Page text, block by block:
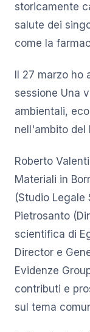
storicamente
salute dei
come la
Il 27 marzo
sessione Una
ambientali,
nell'ambito del
Roberto
Materiali in
(Studio Legale
Pietrosanto
scientifica di
Director e
Evidenze
contributi e
sul tema